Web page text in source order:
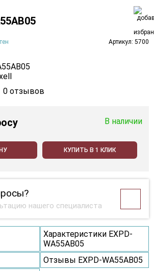
Артикул: 5700
0 отзывов
В наличии
КУПИТЬ В 1 КЛИК
нашего специалиста
Характеристики EXPD-
WA55AB05
Отзывы EXPD-WA55AB05